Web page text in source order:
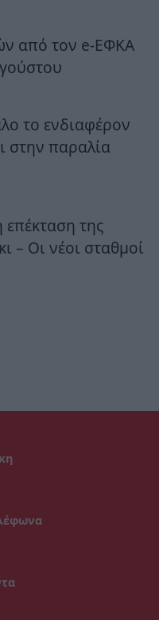
από τον e-ΕΦΚΑ
το ενδιαφέρον
στην παραλία
της
– Οι νέοι σταθμοί